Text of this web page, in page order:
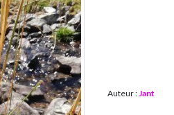
Auteur :Jant